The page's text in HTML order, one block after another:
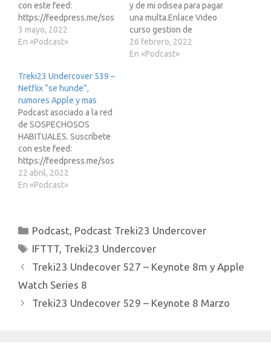
con este feed:
https://feedpress.me/sos
pechososhabitualesEnlac
e de afiliados de Amazon:
a tu Apple Watch
(volumen 2):
https://www.treki23.c...
3 mayo, 2022
En «Podcast»
y de mi odisea para pagar
una multa.Enlace Video
curso gestion de
proyectos:
https://youtu.be/sbLFCVX
26 febrero, 2022
En «Podcast»
Treki23 Undercover 539 –
Netflix “se hunde”,
rumores Apple y mas
Podcast asociado a la red
de SOSPECHOSOS
HABITUALES. Suscríbete
con este feed:
https://feedpress.me/sos
pechososhabitualesEnlac
e de afiliados de Amazon:
(volumen 2):
https://www.treki23.c...
22 abril, 2022
En «Podcast»
Categorías
Podcast, Podcast Treki23 Undercover
Etiquetas
IFTTT, Treki23 Undercover
Treki23 Undecover 527 – Keynote 8m y Apple
Watch Series 8
Treki23 Undecover 529 – Keynote 8 Marzo